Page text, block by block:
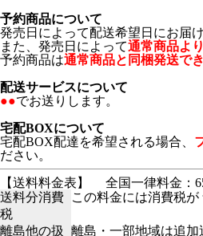
予約商品について
発売日によって配送希望日にお届
また、発売日によって通常商品よ
予約商品は通常商品と同梱発送でき
配送サービスについて
●●でお送りします。
宅配BOXについて
宅配BOX配達を希望される場合、
ださい。
【送料料金表】
全国一律料金：
送料分消費
税
この料金には消費税が
離島他の扱 離島・一部地域は追加